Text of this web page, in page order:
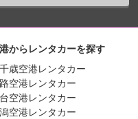
からレンタカーを探す
歳空港レンタカー
空港レンタカー
空港レンタカー
空港レンタカー